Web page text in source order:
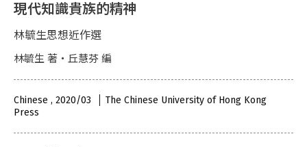
現代知識貴族的精神
林毓生思想近作選
林毓生 著・丘慧芬 編
Chinese , 2020/03
The Chinese University of Hong Kong
Press